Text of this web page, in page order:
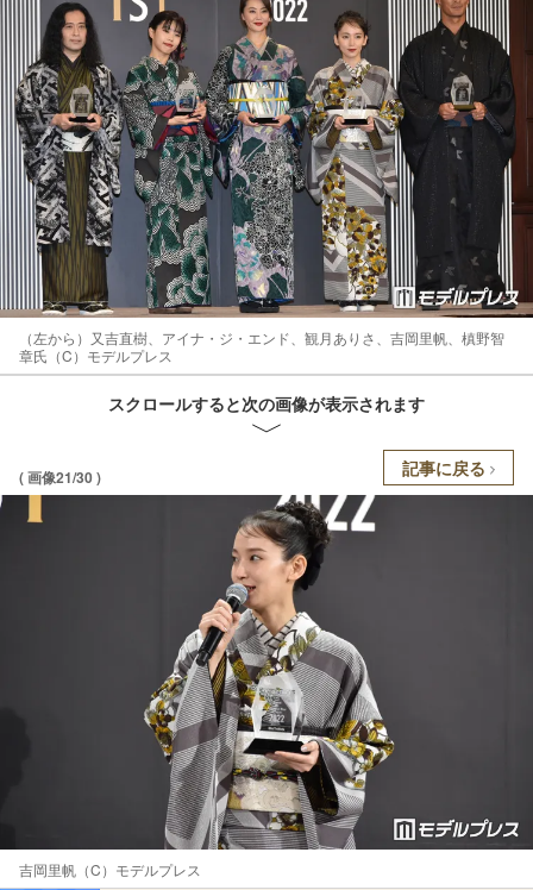
（左から）又吉直樹、アイナ・ジ・エンド、観月ありさ、吉岡里帆、槙野智
章氏（C）モデルプレス
スクロールすると次の画像が表示されます
( 画像21/30 ) 記事に戻る
吉岡里帆（C）モデルプレス